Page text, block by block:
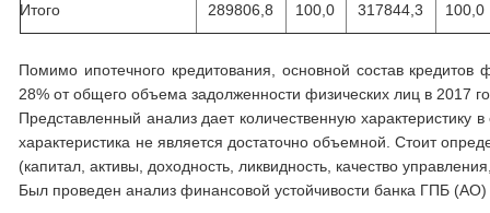
Итого 289806,8 100,0 317844,3 100,0
Помимо ипотечного кредитования, основной состав
28% от общего объема задолженности физических лиц в 2017
Представленный анализ дает количественную характеристику
характеристика не является достаточно объемной. Стоит
(капитал, активы, доходность, ликвидность, качество
Был проведен анализ финансовой устойчивости банка ГПБ